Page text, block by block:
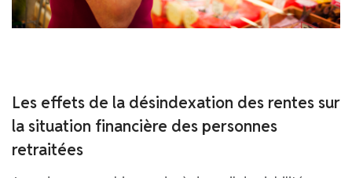
Les effets de la désindexation des rentes sur
la situation financière des personnes
retraitées